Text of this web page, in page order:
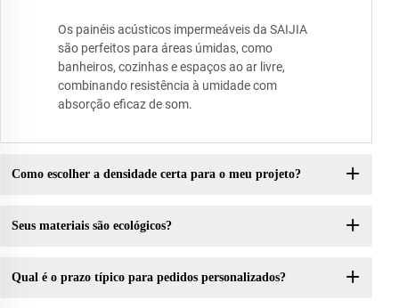
Os painéis acústicos impermeáveis da SAIJIA
são perfeitos para áreas úmidas, como
banheiros, cozinhas e espaços ao ar livre,
combinando resistência à umidade com
absorção eficaz de som.
Como escolher a densidade certa para o meu projeto?
Seus materiais são ecológicos?
Qual é o prazo típico para pedidos personalizados?